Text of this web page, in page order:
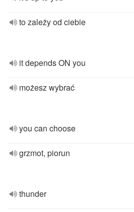
to zależy od ciebie
it depends ON you
możesz wybrać
you can choose
grzmot, piorun
thunder